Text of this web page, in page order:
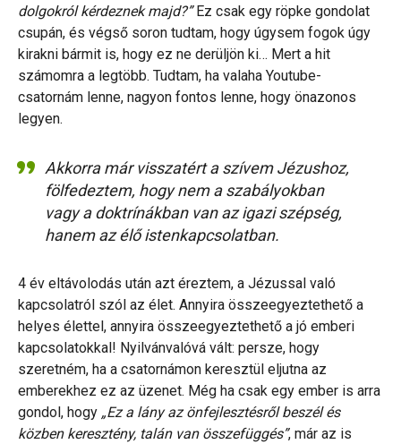
dolgokról kérdeznek majd?”Ez csak egy röpke gondolat
csupán, és végső soron tudtam, hogy úgysem fogok úgy
kirakni bármit is, hogy ez ne derüljön ki… Mert a hit
számomra a legtöbb. Tudtam, ha valaha Youtube-
csatornám lenne, nagyon fontos lenne, hogy önazonos
legyen.
Akkorra már visszatért a szívem Jézushoz,
fölfedeztem, hogy nem a szabályokban
vagy a doktrínákban van az igazi szépség,
hanem az élő istenkapcsolatban.
4 év eltávolodás után azt éreztem, a Jézussal való
kapcsolatról szól az élet. Annyira összeegyeztethető a
helyes élettel, annyira összeegyeztethető a jó emberi
kapcsolatokkal! Nyilvánvalóvá vált: persze, hogy
szeretném, ha a csatornámon keresztül eljutna az
emberekhez ez az üzenet. Még ha csak egy ember is arra
gondol, hogy „Ez a lány az önfejlesztésről beszél és
közben keresztény, talán van összefüggés”, már az is